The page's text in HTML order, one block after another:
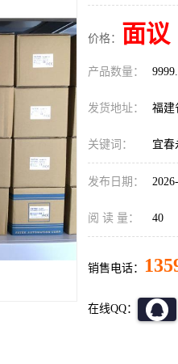
价格： 面议
产品数量：
发货地址： 福建
关键词： 宜春
发布日期：
阅 读 量： 40
销售电话：
在线QQ：